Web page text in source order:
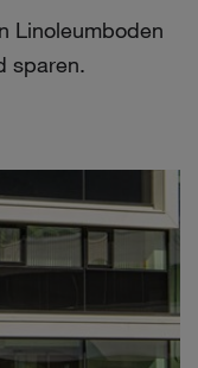
Linoleumboden
sparen.